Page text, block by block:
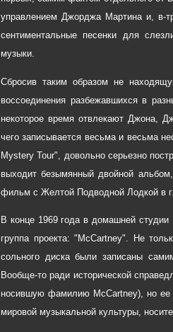
управлением Джорджа Мартина и, в-
сентиментальные песенки для
музыки.
Сбросив таким образом не
воссоединения разбежавшихся в
некоторое время отвлекают Джона,
чего записывается весьма и весьма
Mystery Tour", довольно серьезно
выходит безымянный двойной
фильм с Желтой Подводной Лодкой в
В конце 1969 года в домашней студии
группа проекта: "McCartney". Не
сольного диска были записаны
Вообще-то ради исторической
носившую фамилию McCartney), но ее
мировой музыкальной культуры,